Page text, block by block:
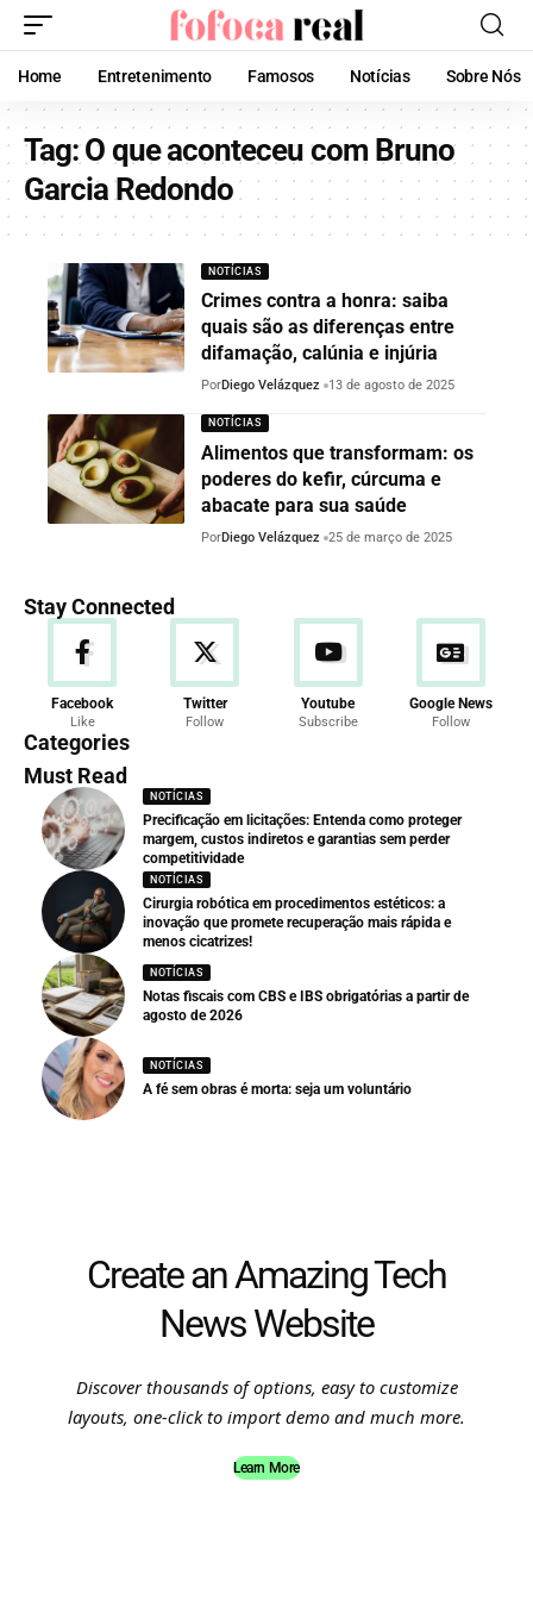
Home Entretenimento Famosos Notícias Sobre Nós
Tag:O que aconteceu com Bruno
Garcia Redondo
NOTÍCIAS
Crimes contra a honra: saiba
quais são as diferenças entre
difamação, calúnia e injúria
PorDiego Velázquez 13 de agosto de 2025
NOTÍCIAS
Alimentos que transformam: os
poderes do kefir, cúrcuma e
abacate para sua saúde
PorDiego Velázquez 25 de março de 2025
Stay Connected
Facebook
Like
Twitter
Follow
Youtube
Subscribe
Google News
Follow
Categories
Must Read
NOTÍCIAS
Precificação em licitações: Entenda como proteger
margem, custos indiretos e garantias sem perder
competitividade
NOTÍCIAS
Cirurgia robótica em procedimentos estéticos: a
inovação que promete recuperação mais rápida e
menos cicatrizes!
NOTÍCIAS
Notas fiscais com CBS e IBS obrigatórias a partir de
agosto de 2026
NOTÍCIAS
A fé sem obras é morta: seja um voluntário
Create an Amazing Tech
News Website
Discover thousands of options, easy to customize
layouts, one-click to import demo and much more.
Learn More